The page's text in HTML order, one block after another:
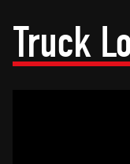
Truck